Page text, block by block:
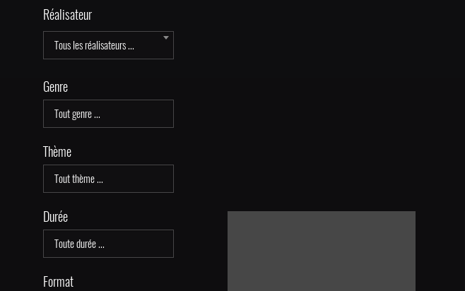
Réalisateur
Tous les réalisateurs ...
Genre
Thème
Durée
Format